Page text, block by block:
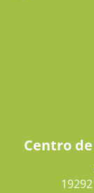
Centro de